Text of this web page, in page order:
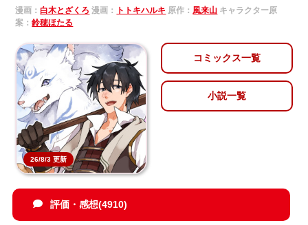
漫画：白木とざくろ 漫画： トトキハルキ 原作： 風来山 キャラクター原
案：鈴穂ほたる
26/8/3 更新
コミックス一覧
小説一覧
評価・感想(4910)